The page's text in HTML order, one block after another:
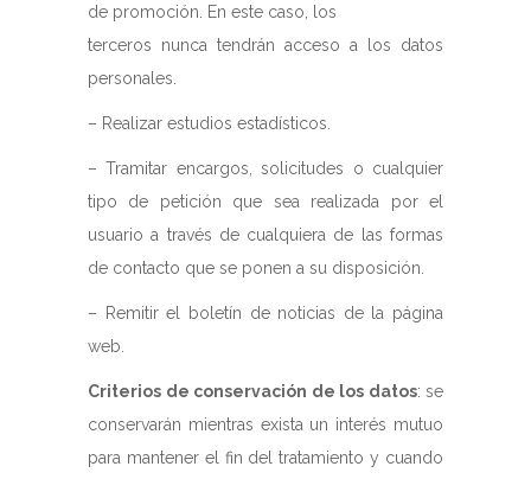
de promoción. En este caso, los
terceros nunca tendrán acceso a los datos
personales.
– Realizar estudios estadísticos.
– Tramitar encargos, solicitudes o cualquier
tipo de petición que sea realizada por el
usuario a través de cualquiera de las formas
de contacto que se ponen a su disposición.
– Remitir el boletín de noticias de la página
web.
Criterios de conservación de los datos: se
conservarán mientras exista un interés mutuo
para mantener el fin del tratamiento y cuando